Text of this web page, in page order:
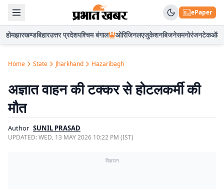
ePaper
होमझारखण्डबिहारउत्तर प्रदेशपश्चिम बंगाल ओरिजिनलएजुकेशनबिजनेसमनोरंजनटेकऑटो
Home State Jharkhand Hazaribagh
अज्ञात वाहन की टक्कर से होटलकर्मी की
मौत
Author SUNIL PRASAD
UPDATED:WED, 13 MAY 2026 10:22 PM (IST)
विज्ञापन